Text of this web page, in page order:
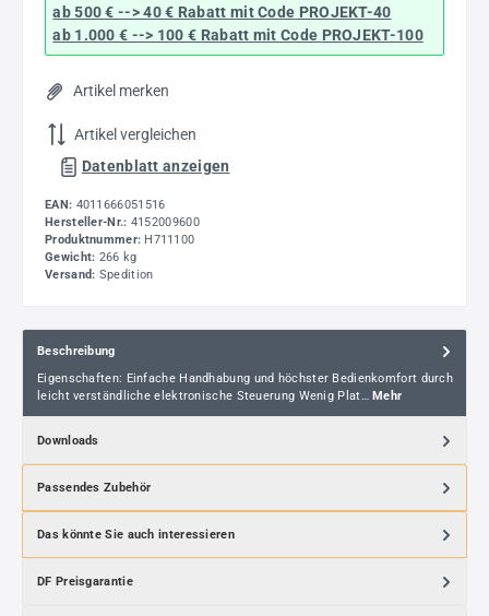
ab 500 € --> 40 € Rabatt mit Code PROJEKT-40
ab 1.000 € --> 100 € Rabatt mit Code PROJEKT-100
Artikel merken
Artikel vergleichen
Datenblatt anzeigen
EAN: 4011666051516
Hersteller-Nr.: 4152009600
Produktnummer: H711100
Gewicht: 266 kg
Versand: Spedition
Beschreibung
Eigenschaften: Einfache Handhabung und höchster Bedienkomfort durch
leicht verständliche elektronische Steuerung Wenig Plat… Mehr
Downloads
Passendes Zubehör
Das könnte Sie auch interessieren
DF Preisgarantie